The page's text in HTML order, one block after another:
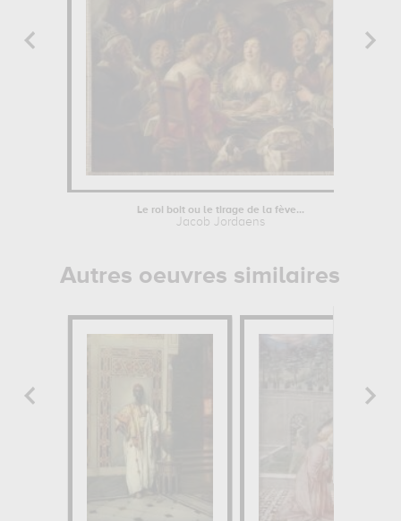
Le roi boit ou le tirage de la fève...
Jacob Jordaens
Autres oeuvres similaires